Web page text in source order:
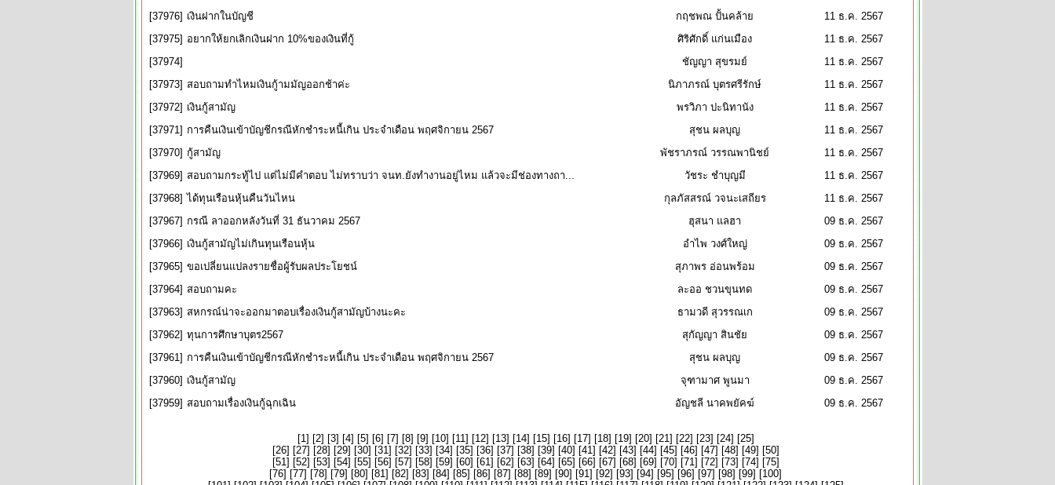
[37976] เงินฝากในบัญชี กฤชพณ ปั้นคล้าย
11 ธ.ค. 2567
[37975] อยากให้ยกเลิกเงินฝาก 10%ของเงินที่กู้ ศิริศักดิ์ แก่นเมือง
11 ธ.ค. 2567
[37974]
ชัญญา สุขรมย์
11 ธ.ค. 2567
[37973] สอบถามทำไหมเงินกู้ามมัญออกช้าค่ะ นิภาภรณ์ บุตรศรีรักษ์
11 ธ.ค. 2567
[37972] เงินกู้สามัญ พรวิภา ปะนิทานัง
11 ธ.ค. 2567
[37971] การคืนเงินเข้าบัญชีกรณีหักชำระหนี้เกิน ประจำเดือน พฤศจิกายน 2567 สุชน ผลบุญ
11 ธ.ค. 2567
[37970] กู้สามัญ พัชราภรณ์ วรรณพานิชย์
11 ธ.ค. 2567
[37969] สอบถามกระทู้ไป แต่ไม่มีคำตอบ ไม่ทราบว่า จนท.ยังทำงานอยู่ไหม แล้วจะมีช่องทางถา... วัชระ ชำบุญมี
11 ธ.ค. 2567
[37968] ได้ทุนเรือนหุ้นคืนวันไหน กุลภัสสรณ์ วจนะเสถียร
11 ธ.ค. 2567
[37967] กรณี ลาออกหลังวันที่ 31 ธันวาคม 2567 ฮุสนา แลฮา
09 ธ.ค. 2567
[37966] เงินกู้สามัญไม่เกินทุนเรือนหุ้น อำไพ วงศ์ใหญ่
09 ธ.ค. 2567
[37965] ขอเปลี่ยนแปลงรายชื่อผู้รับผลประโยชน์ สุภาพร อ่อนพร้อม
09 ธ.ค. 2567
[37964] สอบถามคะ ละออ ชวนขุนทด
09 ธ.ค. 2567
[37963] สหกรณ์น่าจะออกมาตอบเรื่องเงินกู้สามัญบ้างนะคะ ธามวดี สุวรรณเก
09 ธ.ค. 2567
[37962] ทุนการศึกษาบุตร2567 สุกัญญา สินชัย
09 ธ.ค. 2567
[37961] การคืนเงินเข้าบัญชีกรณีหักชำระหนี้เกิน ประจำเดือน พฤศจิกายน 2567 สุชน ผลบุญ
09 ธ.ค. 2567
[37960] เงินกู้สามัญ จุฑามาศ พูนมา
09 ธ.ค. 2567
[37959] สอบถามเรื่องเงินกู้ฉุกเฉิน อัญชลี นาคพยัคฆ์ 09 ธ.ค. 2567
[1] [2] [3] [4] [5] [6] [7] [8] [9] [10] [11] [12] [13] [14] [15] [16] [17] [18] [19] [20] [21] [22] [23] [24] [25]
[26] [27] [28] [29] [30] [31] [32] [33] [34] [35] [36] [37] [38] [39] [40] [41] [42] [43] [44] [45] [46] [47] [48] [49] [50]
[51] [52] [53] [54] [55] [56] [57] [58] [59] [60] [61] [62] [63] [64] [65] [66] [67] [68] [69] [70] [71] [72] [73] [74] [75]
[76] [77] [78] [79] [80] [81] [82] [83] [84] [85] [86] [87] [88] [89] [90] [91] [92] [93] [94] [95] [96] [97] [98] [99] [100]